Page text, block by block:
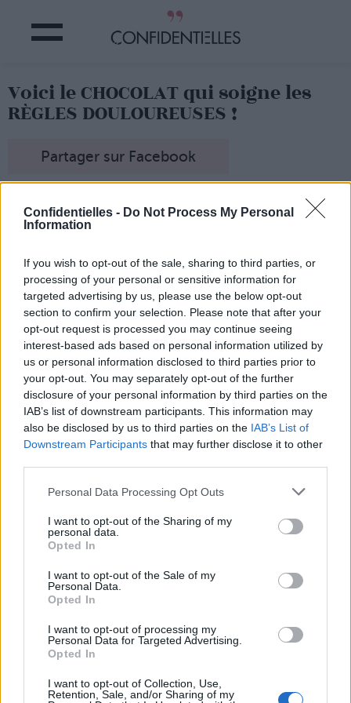
Confidentielles - Do Not Process My Personal
Information
If you wish to opt-out of the sale, sharing to third parties, or
processing of your personal or sensitive information for
targeted advertising by us, please use the below opt-out
section to confirm your selection. Please note that after your
opt-out request is processed you may continue seeing
interest-based ads based on personal information utilized by
us or personal information disclosed to third parties prior to
your opt-out. You may separately opt-out of the further
disclosure of your personal information by third parties on the
IAB’s list of downstream participants. This information may
also be disclosed by us to third parties on the IAB’s List of
Downstream Participants that may further disclose it to other
Personal Data Processing Opt Outs
I want to opt-out of the Sharing of my
personal data.
Opted In
I want to opt-out of the Sale of my
Personal Data.
Opted In
I want to opt-out of processing my
Personal Data for Targeted Advertising.
Opted In
I want to opt-out of Collection, Use,
Retention, Sale, and/or Sharing of my
Voici le CHOCOLAT qui soigne les
RÈGLES DOULOUREUSES !
Partager sur Facebook
Si on vous disait qu'une personne bien intentionnée s'est
ENFIN sérieusement penchée sur la question des règles
douloureuses... et a
Eh bien ouiiiiiiiiiii c'est aujourd'hui une réalité !
Bon, on n'a pas pu tester encore (mais on est sur les
rangs) parce queson fondateur, le Suisse Marc Widmer,
est en campagne de crowdfundingpour son
fiancement, mais on sait déjà que
la recette magique est
composée de chocolat à 60% de cacao et d'un mélange
secret de 17 plantes suisses ...